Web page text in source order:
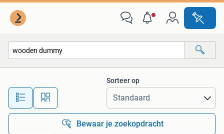
Alle afstanden…
Sorteer op
Bewaar je zoekopdracht